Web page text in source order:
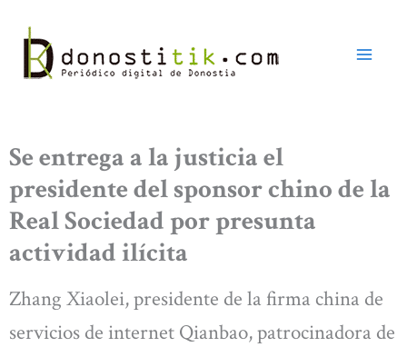
contenido
Se entrega a la justicia el
presidente del sponsor chino de la
Real Sociedad por presunta
actividad ilícita
Zhang Xiaolei, presidente de la firma china de
servicios de internet Qianbao, patrocinadora de